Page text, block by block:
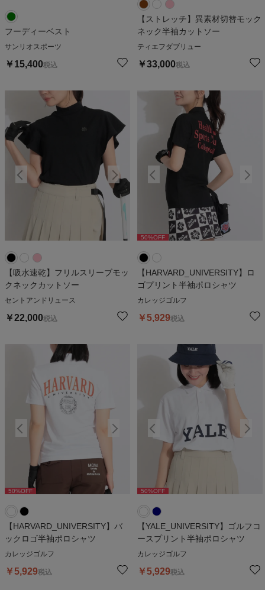
フーディーベスト
サンリオスポーツ
￥ 15,400税込
【ストレッチ】異素材切替モック
ネック半袖カットソー
ティエフダブリュー
￥33,000税込
【吸水速乾】フリルスリーブモッ
クネックカットソー
セントアンドリュース
￥22,000税込
50%OFF
【HARVARD_UNIVERSITY】ロ
ゴプリント半袖ポロシャツ
カレッジゴルフ
￥5,929税込
50%OFF %OFF
【HARVARD_UNIVERSITY】バ
ックロゴ半袖ポロシャツ
カレッジゴルフ
￥5,929税込
50%OFF 50%OFF
【YALE_UNIVERSITY】ゴルフコ
ースプリント半袖ポロシャツ
カレッジゴルフ
￥5,929税込